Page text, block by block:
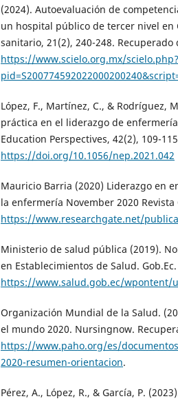
(2024). Autoevaluación de
un hospital público de tercer nivel en
sanitario, 21(2), 240-248. Recuperado
https://www.scielo.org.mx/scielo.php?
López, F., Martínez, C., & Rodríguez,
práctica en el liderazgo de
Education Perspectives, 42(2), 109-
https://doi.org/10.1056/nep.2021.042
Mauricio Barria (2020) Liderazgo en
la enfermería November 2020 Revista
https://www.researchgate.net/
Ministerio de salud pública (2019).
en Establecimientos de Salud.
https://www.salud.gob.ec/wpontent/
Organización Mundial de la Salud.
el mundo 2020. Nursingnow.
https://www.paho.org/es/
2020-resumen-orientacion.
Pérez, A., López, R., & García, P.